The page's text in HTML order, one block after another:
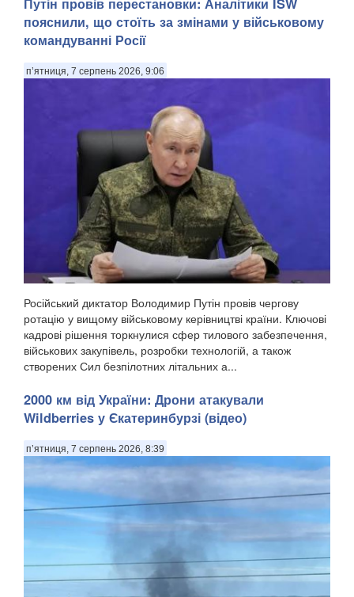
атаку на одну з країн НАТО вже восени 2026 року. Про це
пише The Wall Street Journal із посиланням на оцінки
американської розвідки, передають Патріоти України. За
даними розвідки США, йдеться не лише ...
Путін провів перестановки: Аналітики ISW
пояснили, що стоїть за змінами у військовому
командуванні Росії
п’ятниця, 7 серпень 2026, 9:06
Російський диктатор Володимир Путін провів чергову
ротацію у вищому військовому керівництві країни. Ключові
кадрові рішення торкнулися сфер тилового забезпечення,
військових закупівель, розробки технологій, а також
створених Сил безпілотних літальних а...
2000 км від України: Дрони атакували
Wildberries у Єкатеринбурзі (відео)
п’ятниця, 7 серпень 2026, 8:39